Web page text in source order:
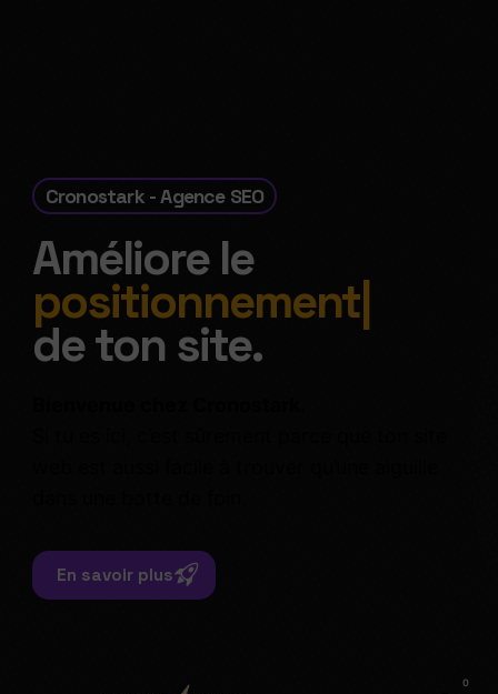
0
Cronostark - Agence SEO
Améliore le
positionnement|
de ton site.
En savoir plus